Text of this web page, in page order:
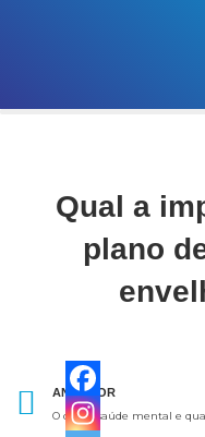
Qual a
plano
Anterior
ANTERIOR